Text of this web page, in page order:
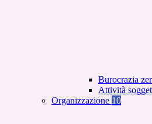
Burocrazia
Attività
Organizzazione 10